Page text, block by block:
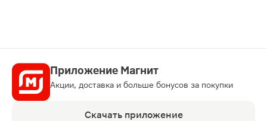
Приложение Магнит
Акции, доставка и больше бонусов за покупки
Скачать приложение